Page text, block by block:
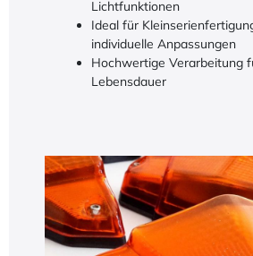
Lichtfunktionen
Ideal für
individuelle Anpassungen
Hochwertige Verarbeitung
Lebensdauer